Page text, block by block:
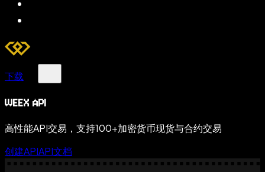
下载
WEEX API
高性能API交易，支持100+加密货币现货与合约交易
创建APIAPI文档